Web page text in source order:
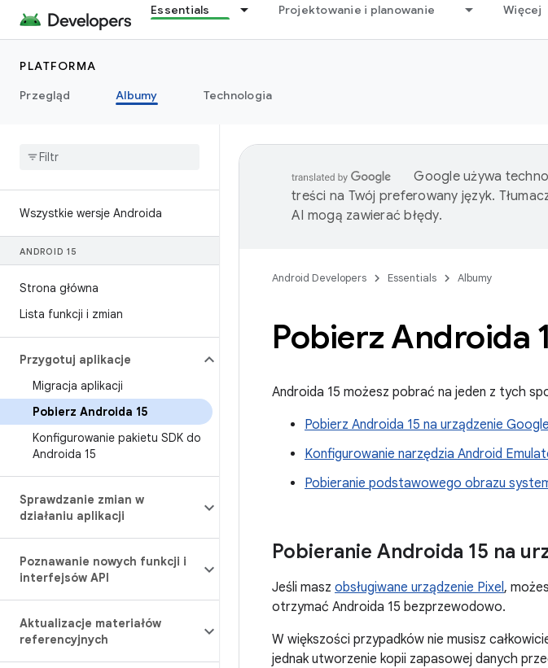
Essentials Projektowanie i planowanie Więcej
PLATFORMA
Przegląd
Albumy Technologia
Wszystkie wersje Androida
ANDROID 15
Strona główna
Lista funkcji i zmian
Przygotuj aplikacje
Migracja aplikacji
Pobierz Androida 15
Konfigurowanie pakietu SDK do
Androida 15
Sprawdzanie zmian w
działaniu aplikacji
Poznawanie nowych funkcji i
interfejsów API
Aktualizacje materiałów
referencyjnych
Google używa
treści na Twój preferowany język.
AI mogą zawierać błędy.
Android Developers Essentials Albumy
Pobierz Androida
Androida 15 możesz pobrać na jeden z tych
Pobierz Androida 15 na urządzenie
Konfigurowanie narzędzia Android
Pobieranie podstawowego obrazu
Pobieranie Androida 15 na
Jeśli masz obsługiwane urządzenie Pixel,
otrzymać Androida 15 bezprzewodowo.
W większości przypadków nie musisz
jednak utworzenie kopii zapasowej danych